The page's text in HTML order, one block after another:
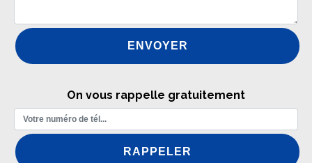
On vous rappelle gratuitement